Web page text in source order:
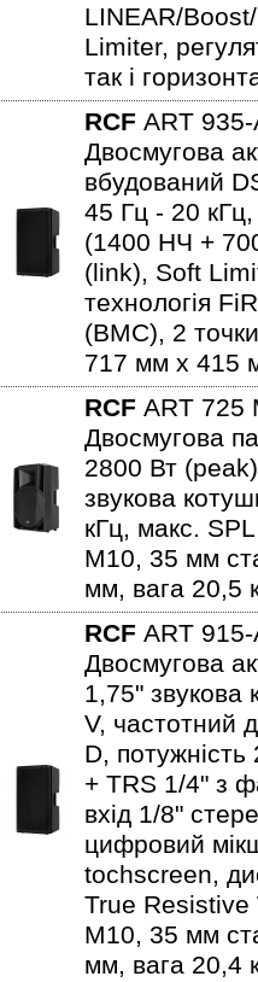
LINEAR/
Limiter,
так і
RCF ART
Двосмугова
вбудований
45 Гц - 20
(1400 НЧ +
(link), Soft
технологія
(BMC), 2
717 мм x 415
RCF ART 725
Двосмугова
2800 Вт
звукова
кГц, макс.
М10, 35 мм
мм, вага 20,5
RCF ART
Двосмугова
1,75" звукова
V, частотний
D,
+ TRS 1/4" з
вхід 1/8"
цифровий
tochscreen,
True Resistive
М10, 35 мм
мм, вага 20,4